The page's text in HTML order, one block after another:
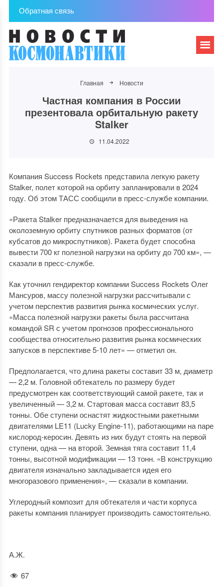
Обратная связь
Главная Новости
Частная компания в России
презентовала орбитальную ракету
Stalker
11.04.2022
Компания Success Rockets представила легкую ракету
Stalker, полет которой на орбиту запланировали в 2024
году. Об этом ТАСС сообщили в пресс-службе компании.
«Ракета Stalker предназначается для выведения на
околоземную орбиту спутников разных форматов (от
кубсатов до микроспутников). Ракета будет способна
вывести 700 кг полезной нагрузки на орбиту до 700 км», —
сказали в пресс-службе.
Как уточнил гендиректор компании Success Rockets Олег
Мансуров, массу полезной нагрузки рассчитывали с
учетом перспектив развития рынка космических услуг.
«Масса полезной нагрузки ракеты была рассчитана
командой SR с учетом прогнозов профессионального
сообщества относительно развития рынка космических
запусков в перспективе 5-10 лет» — отметил он.
Предполагается, что длина ракеты составит 33 м, диаметр
— 2,2 м. Головной обтекатель по размеру будет
предусмотрен как соответствующий самой ракете, так и
увеличенный — 3,2 м. Стартовая масса составит 83,5
тонны. Обе ступени оснастят жидкостными ракетными
двигателями LE11 (Lucky Engine-11), работающими на паре
кислород-керосин. Девять из них будут стоять на первой
ступени, одна — на второй. Земная тяга составит 11,4
тонны, высотной модификации — 13 тонн. «В конструкцию
двигателя изначально закладывается идея его
многоразового применения», — сказали в компании.
Углеродный композит для обтекателя и части корпуса
ракеты компания планирует производить самостоятельно.
А.Ж.
67